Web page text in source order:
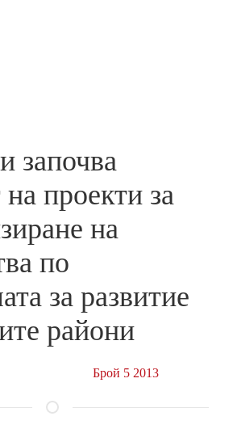
започва
проекти за
на
по
за развитие
райони
Брой 5 2013